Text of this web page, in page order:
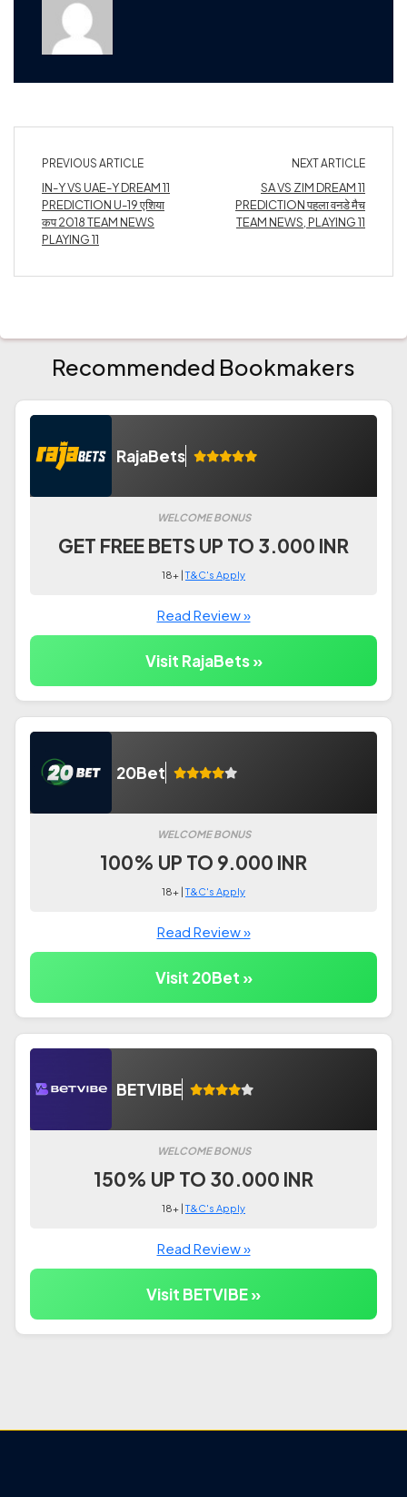
PREVIOUS ARTICLE
IN-Y VS UAE-Y DREAM 11
PREDICTION U-19 एशिया
कप 2018 TEAM NEWS
PLAYING 11
NEXT ARTICLE
SA VS ZIM DREAM 11
PREDICTION पहला वनडे मैच
TEAM NEWS, PLAYING 11
Recommended Bookmakers
RajaBets
WELCOME BONUS
GET FREE BETS UP TO 3.000 INR
18+ |T&C's Apply
Read Review »
Visit RajaBets »
20Bet
WELCOME BONUS
100% UP TO 9.000 INR
18+ |T&C's Apply
Read Review »
Visit 20Bet »
BETVIBE
WELCOME BONUS
150% UP TO 30.000 INR
18+ |T&C's Apply
Read Review »
Visit BETVIBE »